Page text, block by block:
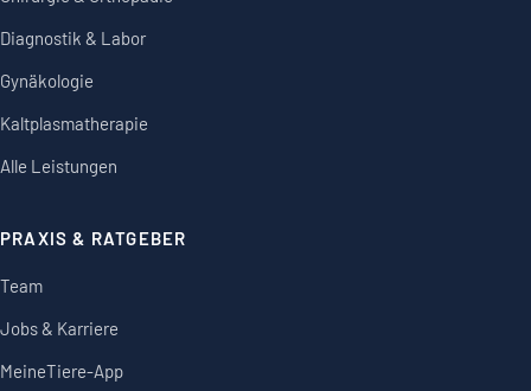
Diagnostik & Labor
Gynäkologie
Kaltplasmatherapie
Alle Leistungen
PRAXIS & RATGEBER
Team
Jobs & Karriere
MeineTiere-App